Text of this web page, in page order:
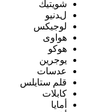
شويتيك
لدنيو
لوجيكس
هواوى
هوكو
يوجرين
عدسات
قلم ستايلس
كابلات
أمايا